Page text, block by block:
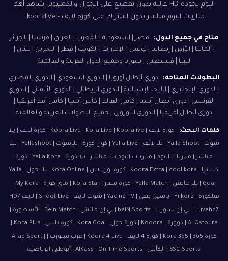
اليوم بجودة HD عالية بدون تقطيع على الجوال والكمبيوتر. شاهد أهم
مباريات اليوم مباشر بدون اشتراك على كوره لايف - kooralive .
متاح في جميع الدول:
مصر | السعودية | المغرب | العراق | فرنسا | الجزائر
| ألمانيا | الأردن | إيطاليا | تونس | الإمارات | الكويت | قطر | البحرين | لبنان |
ليبيا | فلسطين | سوريا وجميع الدول العربية والعالمية
البطولات المتاحة:
دوري أبطال أوروبا | الدوري السعودي | الدوري المصري
| الدوري الإنجليزي | الليجا الإسبانية | الدوري الإيطالي | الدوري الألماني | الدوري
الفرنسي | دوري أبطال آسيا | كأس العالم | كأس آسيا | كأس أمم أفريقيا |
دوري أبطال أفريقيا | الدوري الأوروبي | جميع البطولات العربية والعالمية
كلمات البحث:
كورة لايف | Koora Live | Kora Live | Kooralive | كوره لايف | يلا
شوت | Yalla Shoot | يلا لايف | Yalla Live | كول كورة | يلاشوت | Yallashoot | بث
مباشر | مباريات اليوم | مباريات اليوم بث مباشر | يلا كورة | Yalla Kora | كورة
اكسترا | Koora Extra | cool kora | كورة اون لاين | Kora Online | يلا جول | Yalla
فيلكورة | Filkora | ياسين تيفي | Yacine TV | شوت لايف | Shoot Live | لايف HD7
| Livehd7 | بي إن سبورت | beIN Sports | بي إن ماتش | Bein Match | الأسطورة |
كورة 365 | Kora 365 | كورة 4 لايف | Koora 4 Live | عرب سبورت | Arab Sport |
SSC Sports | الكأس | AlKass | On Time Sports | أبوظبي الرياضية